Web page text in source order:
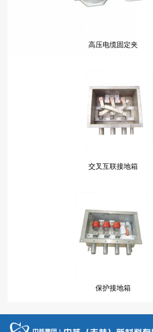
高压电缆固定夹
交叉互联接地箱
保护接地箱